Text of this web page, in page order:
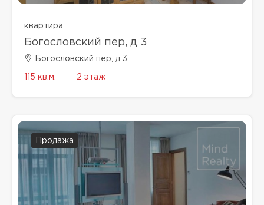
квартира
Богословский пер, д 3
Богословский пер, д 3
115 кв.м. 2 этаж
Продажа